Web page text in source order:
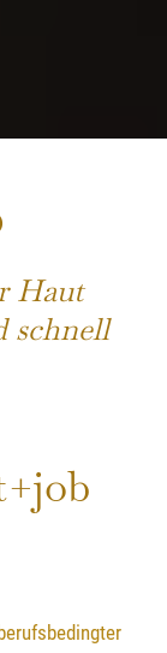
Haut
schnell